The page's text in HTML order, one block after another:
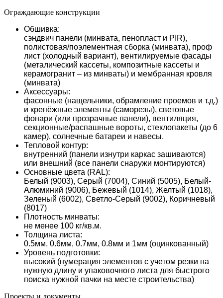
Ограждающие конструкции
Обшивка:
сэндвич панели (минвата, пенопласт и PIR),
полистовая/поэлементная сборка (минвата), проф
лист (холодный вариант), вентилируемые фасады
(металический кассеты, композитные кассеты и
керамогранит – из минваты) и мембранная кровля
(минвата)
Аксессуары:
фасонные (нащельники, обрамление проемов и т.д.)
и крепёжные элементы (саморезы), световые
фонари (или прозрачные панели), вентиляция,
секционные/распашные вороты, стеклопакеты (до 6
камер), солнечные батареи и навесы.
Тепловой контур:
внутренний (панели изнутри каркас зашиваются)
или внешний (все панели снаружи монтируются)
Основные цвета (RAL):
Белый (9003), Серый (7004), Синий (5005), Белый-
Алюминий (9006), Бежевый (1014), Желтый (1018),
Зеленый (6002), Светло-Серый (9002), Коричневый
(8017)
Плотность минваты:
не менее 100 кг/кв.м.
Толщина листа:
0.5мм, 0.6мм, 0.7мм, 0.8мм и 1мм (оцинкованный)
Уровень подготовки:
высокий (нумерация элементов с учетом резки на
нужную длину и упаковочного листа для быстрого
поиска нужной пачки на месте строительства)
Проекты и документы